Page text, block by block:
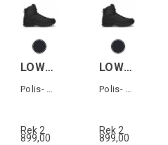
LOWA INNOX PRO GTX MID TF WS
Rek 2
899,00
LOWA INNOX PRO GTX MID TF
Rek 2
899,00